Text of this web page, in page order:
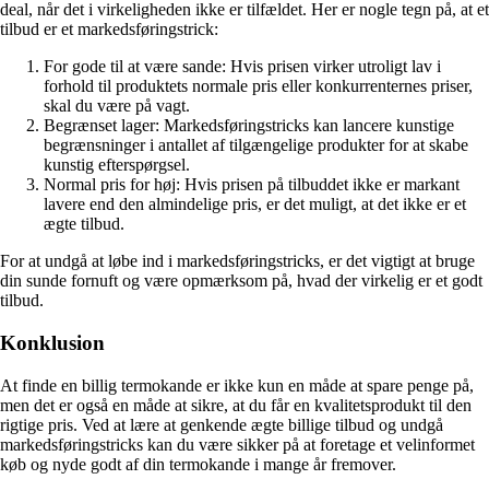
deal, når det i virkeligheden ikke er tilfældet. Her er nogle tegn på, at et
tilbud er et markedsføringstrick:
For gode til at være sande: Hvis prisen virker utroligt lav i
forhold til produktets normale pris eller konkurrenternes priser,
skal du være på vagt.
Begrænset lager: Markedsføringstricks kan lancere kunstige
begrænsninger i antallet af tilgængelige produkter for at skabe
kunstig efterspørgsel.
Normal pris for høj: Hvis prisen på tilbuddet ikke er markant
lavere end den almindelige pris, er det muligt, at det ikke er et
ægte tilbud.
For at undgå at løbe ind i markedsføringstricks, er det vigtigt at bruge
din sunde fornuft og være opmærksom på, hvad der virkelig er et godt
tilbud.
Konklusion
At finde en billig termokande er ikke kun en måde at spare penge på,
men det er også en måde at sikre, at du får en kvalitetsprodukt til den
rigtige pris. Ved at lære at genkende ægte billige tilbud og undgå
markedsføringstricks kan du være sikker på at foretage et velinformet
køb og nyde godt af din termokande i mange år fremover.